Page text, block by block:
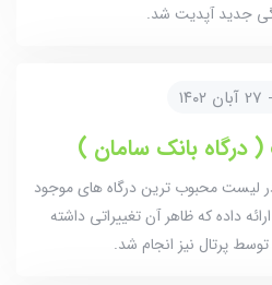
جدید آپدیت شد.
بانک سامان )
در لیست محبوب ترین درگاه های موجود
داده که ظاهر آن تغییراتی داشته
پرتال نیز انجام شد.